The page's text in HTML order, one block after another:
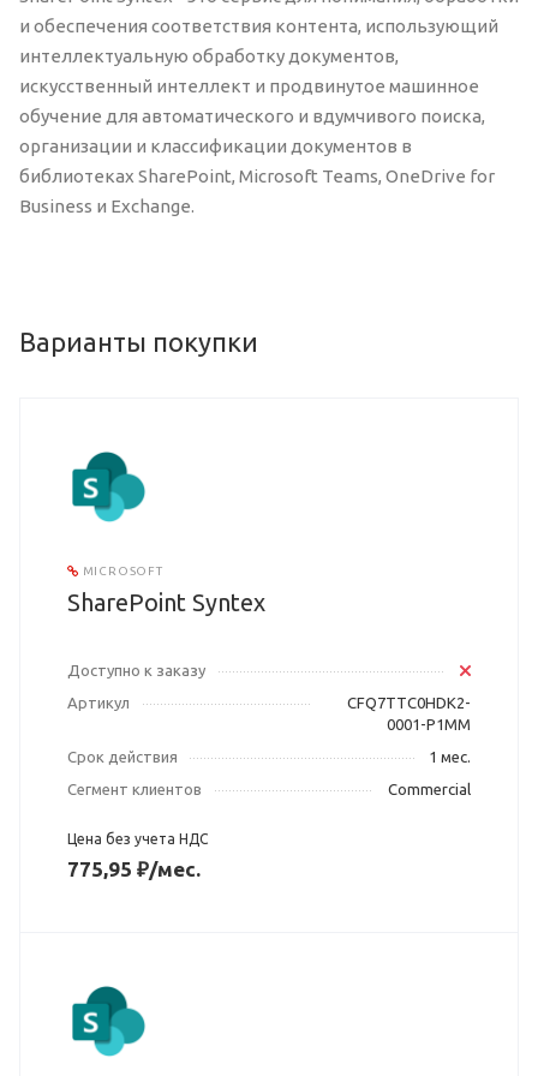
и обеспечения соответствия контента, использующий
интеллектуальную обработку документов,
искусственный интеллект и продвинутое машинное
обучение для автоматического и вдумчивого поиска,
организации и классификации документов в
библиотеках SharePoint, Microsoft Teams, OneDrive for
Business и Exchange.
Варианты покупки
MICROSOFT
SharePoint Syntex
Доступно к заказу
Артикул
CFQ7TTC0HDK2-
0001-P1MM
Срок действия
1 мес.
Сегмент клиентов
Commercial
Цена без учета НДС
775,95 ₽/мес.